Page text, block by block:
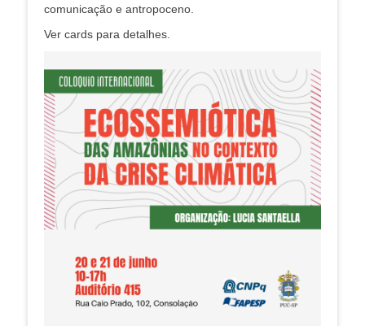
comunicação e antropoceno.
Ver cards para detalhes.